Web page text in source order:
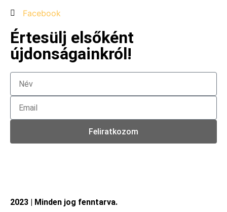
Facebook
Értesülj elsőként
újdonságainkról!
Feliratkozom
2023 | Minden jog fenntarva.